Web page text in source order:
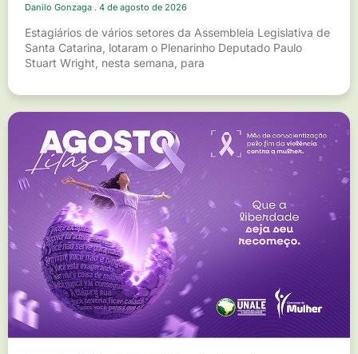
Danilo Gonzaga 4 de agosto de 2026
Estagiários de vários setores da Assembleia Legislativa de
Santa Catarina, lotaram o Plenarinho Deputado Paulo
Stuart Wright, nesta semana, para